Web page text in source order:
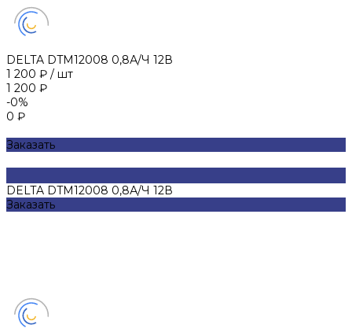
DELTA DTM12008 0,8А/Ч 12В
1 200 ₽ / шт
1 200 ₽
-0%
0 ₽
Заказать
DELTA DTM12008 0,8А/Ч 12В
Заказать